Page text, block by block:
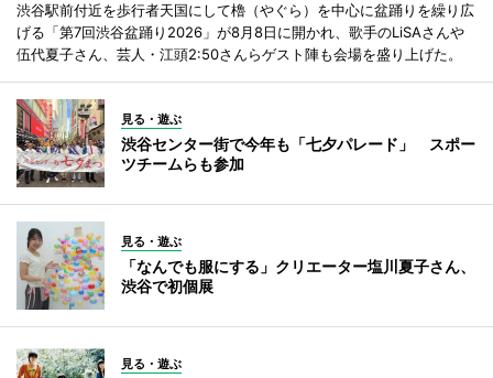
渋谷駅前付近を歩行者天国にして櫓（やぐら）を中心に盆踊りを繰り広
げる「第7回渋谷盆踊り2026」が8月8日に開かれ、歌手のLiSAさんや
伍代夏子さん、芸人・江頭2:50さんらゲスト陣も会場を盛り上げた。
見る・遊ぶ
渋谷センター街で今年も「七夕パレード」 スポー
ツチームらも参加
見る・遊ぶ
「なんでも服にする」クリエーター塩川夏子さん、
渋谷で初個展
見る・遊ぶ